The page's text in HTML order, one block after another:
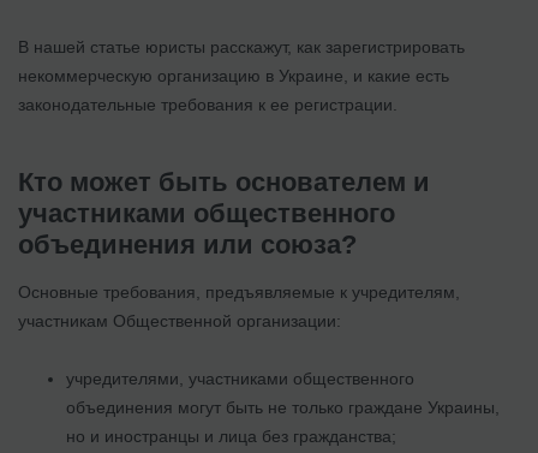
В нашей статье юристы расскажут, как зарегистрировать
некоммерческую организацию в Украине, и какие есть
законодательные требования к ее регистрации.
Кто может быть основателем и
участниками общественного
объединения или союза?
Основные требования, предъявляемые к учредителям,
участникам Общественной организации:
учредителями, участниками общественного
объединения могут быть не только граждане Украины,
но и иностранцы и лица без гражданства;